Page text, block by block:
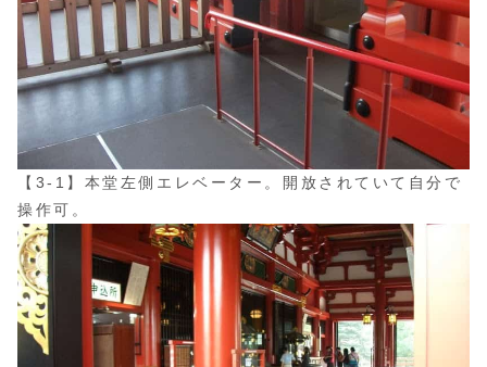
【3-1】本堂左側エレベーター。開放されていて自分で
操作可。